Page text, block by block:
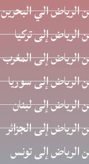
الي البحرين
إلى تركيا
إلى المغرب
إلى سوريا
إلى لبنان
إلى الجزائر
إلى تونس